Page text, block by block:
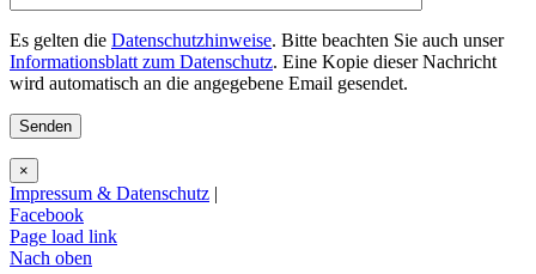
Es gelten die Datenschutzhinweise. Bitte beachten Sie auch unser
Informationsblatt zum Datenschutz. Eine Kopie dieser Nachricht
wird automatisch an die angegebene Email gesendet.
×
Impressum & Datenschutz |
Facebook
Page load link
Nach oben